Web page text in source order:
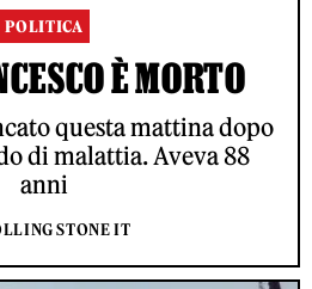
POLITICA
È MORTO
questa mattina dopo
di malattia. Aveva 88
anni
STONE IT